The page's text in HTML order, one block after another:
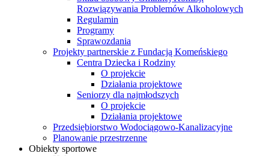
Rozwiązywania Problemów Alkoholowych
Regulamin
Programy
Sprawozdania
Projekty partnerskie z Fundacją Komeńskiego
Centra Dziecka i Rodziny
O projekcie
Działania projektowe
Seniorzy dla najmłodszych
O projekcie
Działania projektowe
Przedsiębiorstwo Wodociągowo-Kanalizacyjne
Planowanie przestrzenne
Obiekty sportowe